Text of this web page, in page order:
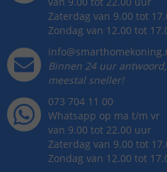
Zaterdag van 9.00 tot
Zondag van 12.00 tot
Binnen 24 uur antwoord,
meestal sneller!
073 704 11 00
Whatsapp op ma t/m vr
van 9.00 tot 22.00 uur
Zaterdag van 9.00 tot
Zondag van 12.00 tot